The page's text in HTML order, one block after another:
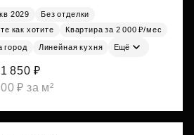
2029
Без отделки
как хотите
Квартира за 2 000 ₽/мес
город Линейная кухня Ещё
850 ₽
₽ за м²